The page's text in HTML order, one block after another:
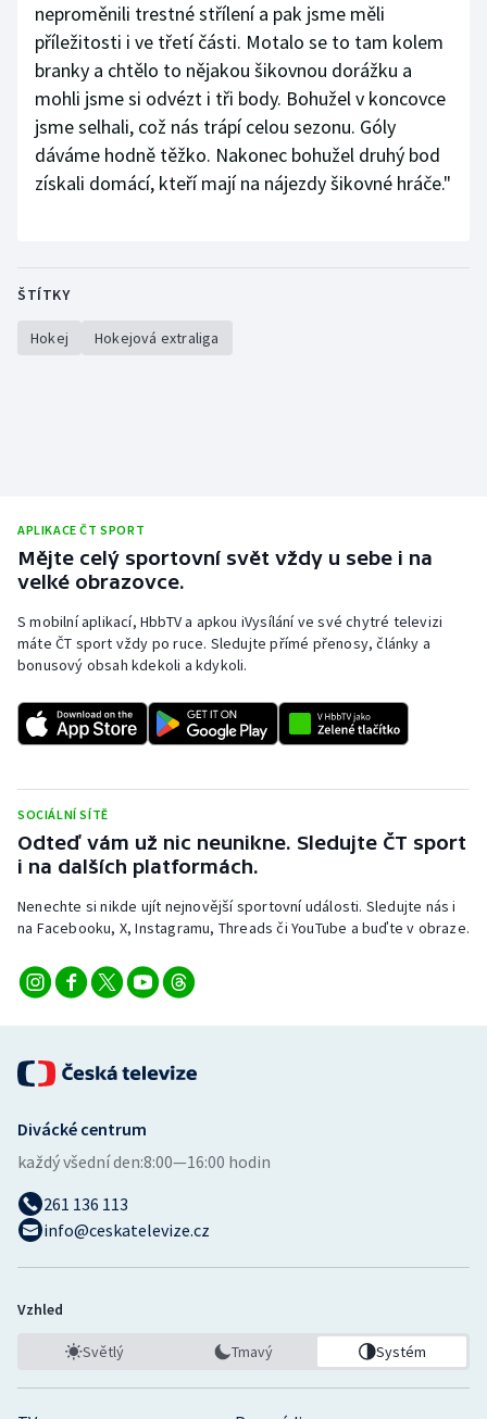
neproměnili trestné střílení a pak jsme měli
příležitosti i ve třetí části. Motalo se to tam kolem
branky a chtělo to nějakou šikovnou dorážku a
mohli jsme si odvézt i tři body. Bohužel v koncovce
jsme selhali, což nás trápí celou sezonu. Góly
dáváme hodně těžko. Nakonec bohužel druhý bod
získali domácí, kteří mají na nájezdy šikovné hráče."
ŠTÍTKY
Hokej Hokejová extraliga
APLIKACE ČT SPORT
Mějte celý sportovní svět vždy u sebe i na
velké obrazovce.
S mobilní aplikací, HbbTV a apkou iVysílání ve své chytré televizi
máte ČT sport vždy po ruce. Sledujte přímé přenosy, články a
bonusový obsah kdekoli a kdykoli.
SOCIÁLNÍ SÍTĚ
Odteď vám už nic neunikne. Sledujte ČT sport
i na dalších platformách.
Nenechte si nikde ujít nejnovější sportovní události. Sledujte nás i
na Facebooku, X, Instagramu, Threads či YouTube a buďte v obraze.
Divácké centrum
každý všední den:8:00—16:00 hodin
261 136 113
info@ceskatelevize.cz
Vzhled
Světlý Tmavý Systém